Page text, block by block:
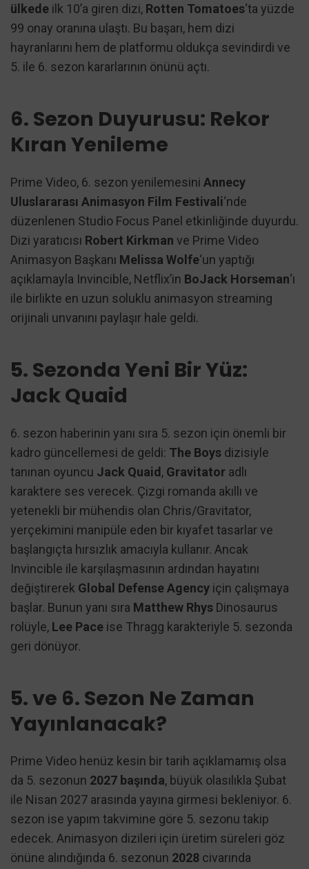
ülkede ilk 10’a giren dizi, Rotten Tomatoes‘ta yüzde
99 onay oranına ulaştı. Bu başarı, hem dizi
hayranlarını hem de platformu oldukça sevindirdi ve
5. ile 6. sezon kararlarının önünü açtı.
6. Sezon Duyurusu: Rekor
Kıran Yenileme
Prime Video, 6. sezon yenilemesini Annecy
Uluslararası Animasyon Film Festivali‘nde
düzenlenen Studio Focus Panel etkinliğinde duyurdu.
Dizi yaratıcısı Robert Kirkman ve Prime Video
Animasyon Başkanı Melissa Wolfe‘un yaptığı
açıklamayla Invincible, Netflix’in BoJack Horseman‘ı
ile birlikte en uzun soluklu animasyon streaming
orijinali unvanını paylaşır hale geldi.
5. Sezonda Yeni Bir Yüz:
Jack Quaid
6. sezon haberinin yanı sıra 5. sezon için önemli bir
kadro güncellemesi de geldi: The Boys dizisiyle
tanınan oyuncu Jack Quaid, Gravitator adlı
karaktere ses verecek. Çizgi romanda akıllı ve
yetenekli bir mühendis olan Chris/Gravitator,
yerçekimini manipüle eden bir kıyafet tasarlar ve
başlangıçta hırsızlık amacıyla kullanır. Ancak
Invincible ile karşılaşmasının ardından hayatını
değiştirerek Global Defense Agency için çalışmaya
başlar. Bunun yanı sıra Matthew Rhys Dinosaurus
rolüyle, Lee Pace ise Thragg karakteriyle 5. sezonda
geri dönüyor.
5. ve 6. Sezon Ne Zaman
Yayınlanacak?
Prime Video henüz kesin bir tarih açıklamamış olsa
da 5. sezonun 2027 başında, büyük olasılıkla Şubat
ile Nisan 2027 arasında yayına girmesi bekleniyor. 6.
sezon ise yapım takvimine göre 5. sezonu takip
edecek. Animasyon dizileri için üretim süreleri göz
önüne alındığında 6. sezonun 2028 civarında